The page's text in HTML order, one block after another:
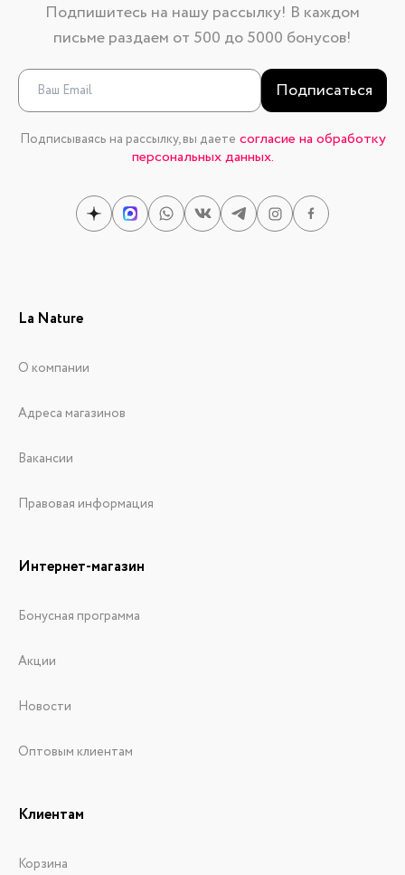
Подпишитесь на нашу рассылку! В каждом
письме раздаем от 500 до 5000 бонусов!
Подписаться
Подписываясь на рассылку, вы даете согласие на обработку
персональных данных.
La Nature
О компании
Адреса магазинов
Вакансии
Правовая информация
Интернет-магазин
Бонусная программа
Акции
Новости
Оптовым клиентам
Клиентам
Корзина